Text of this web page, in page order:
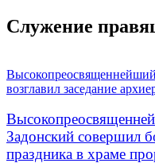
Служение
возглавил заседание
Задонский совершил
праздника в храме